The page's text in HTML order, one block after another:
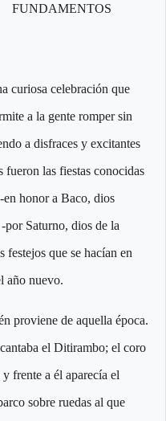
celebración que
a la gente romper sin
a disfraces y excitantes
fueron las fiestas conocidas
honor a Baco, dios
Saturno, dios de la
festejos que se hacían en
año nuevo.
de aquella época.
el Ditirambo; el coro
frente a él aparecía el
sobre ruedas al que